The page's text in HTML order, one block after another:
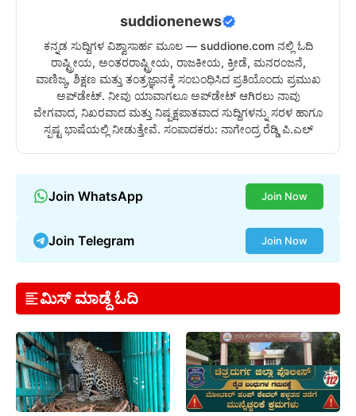
suddionenews
ಕನ್ನಡ ಸುದ್ದಿಗಳ ವಿಶ್ವಾಸಾರ್ಹ ಮೂಲ — suddione.com ನಲ್ಲಿ ಓದಿ
ರಾಷ್ಟ್ರೀಯ, ಅಂತರರಾಷ್ಟ್ರೀಯ, ರಾಜಕೀಯ, ಕ್ರೀಡೆ, ಮನರಂಜನೆ,
ವಾಣಿಜ್ಯ, ಶಿಕ್ಷಣ ಮತ್ತು ತಂತ್ರಜ್ಞಾನಕ್ಕೆ ಸಂಬಂಧಿಸಿದ ಪ್ರತಿಯೊಂದು ಪ್ರಮುಖ
ಅಪ್‌ಡೇಟ್. ನೀವು ಯಾವಾಗಲೂ ಅಪ್‌ಡೇಟ್ ಆಗಿರಲು ನಾವು
ವೇಗವಾದ, ನಿಖರವಾದ ಮತ್ತು ನಿಷ್ಪಕ್ಷಪಾತವಾದ ಸುದ್ದಿಗಳನ್ನು ಸರಳ ಹಾಗೂ
ಸ್ಪಷ್ಟ ಭಾಷೆಯಲ್ಲಿ ನೀಡುತ್ತೇವೆ. ಸಂಪಾದಕರು: ನಾಗೇಂದ್ರ ರೆಡ್ಡಿ ಪಿ.ಎಲ್
Join WhatsApp Join Now
Join Telegram Join Now
ಮಿಸ್ ಮಾಡ್ದೆ ಓದಿ